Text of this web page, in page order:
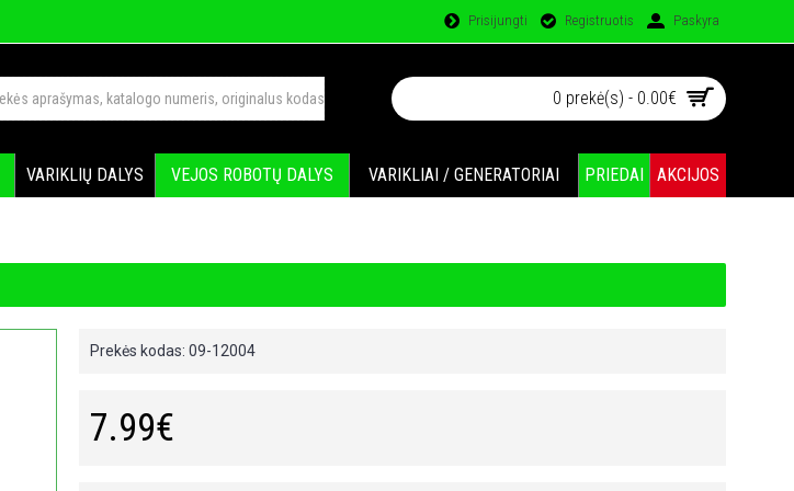
Prisijungti Registruotis Paskyra
0 prekė(s) - 0.00€
VARIKLIŲ DALYS VEJOS ROBOTŲ DALYS VARIKLIAI / GENERATORIAI PRIEDAI AKCIJOS
Prekės kodas: 09-12004
7.99€